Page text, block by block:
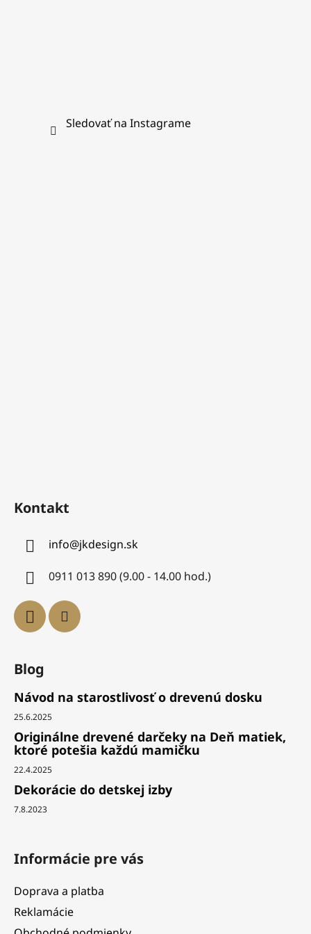
Sledovať na Instagrame
Kontakt
info@jkdesign.sk
0911 013 890 (9.00 - 14.00 hod.)
Blog
Návod na starostlivosť o drevenú dosku
25.6.2025
Originálne drevené darčeky na Deň matiek,
ktoré potešia každú mamičku
22.4.2025
Dekorácie do detskej izby
7.8.2023
Informácie pre vás
Doprava a platba
Reklamácie